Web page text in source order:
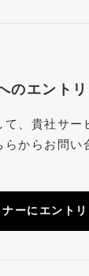
のエント
、貴社サー
からお問い
ーにエント